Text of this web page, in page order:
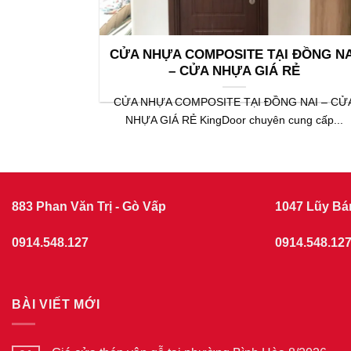
CỬA NHỰA COMPOSITE TẠI ĐỒNG
– CỬA NHỰA GIÁ RẺ
CỬA NHỰA COMPOSITE TẠI ĐỒNG NAI –
NHỰA GIÁ RẺ KingDoor chuyên cung cấp...
883 Phan Văn Trị - Gò Vấp
0914.548.127
1047 Lũy
0914.548.127
BÀI VIẾT MỚI